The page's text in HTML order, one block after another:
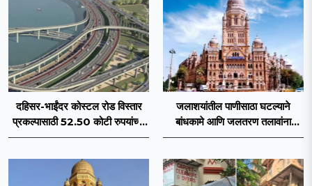
दहिसर-भाईंदर कोस्टल रोड विस्तार
प्रकल्पासाठी 52.50 कोटी रुपयांच्या
पीएमसी प्रस्तावाला मंजुरीची प्रतीक्षा
जलाशयांतील पाणीसाठा घटल्याने
बांधकामे आणि जलतरण तलावांना
पाणीपुरवठा बंद; व्यावसायिक वापरावरही